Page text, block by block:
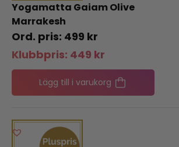
Yogamatta Gaiam Olive
Marrakesh
499 kr
Klubbpris: 449 kr
Lägg till i varukorg